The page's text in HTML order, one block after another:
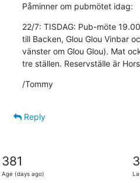
Påminner om pubmötet idag:
22/7: TISDAG: Pub-möte
till Backen, Glou Glou Vinbar
vänster om Glou Glou). Mat
tre ställen. Reservställe är
/Tommy
Reply
381
Age (days ago)